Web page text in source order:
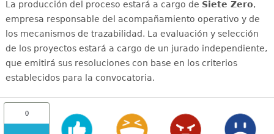
La producción del proceso estará a cargo de Siete Zero,
empresa responsable del acompañamiento operativo y de
los mecanismos de trazabilidad. La evaluación y selección
de los proyectos estará a cargo de un jurado independiente,
que emitirá sus resoluciones con base en los criterios
establecidos para la convocatoria.
0